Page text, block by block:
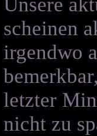
scheinen
irgendwo
letzter
nicht zu